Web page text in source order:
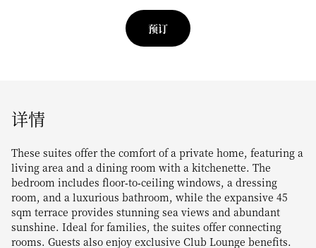
预订
详情
These suites offer the comfort of a private home, featuring a
living area and a dining room with a kitchenette. The
bedroom includes floor‑to‑ceiling windows, a dressing
room, and a luxurious bathroom, while the expansive 45
sqm terrace provides stunning sea views and abundant
sunshine. Ideal for families, the suites offer connecting
rooms. Guests also enjoy exclusive Club Lounge benefits.